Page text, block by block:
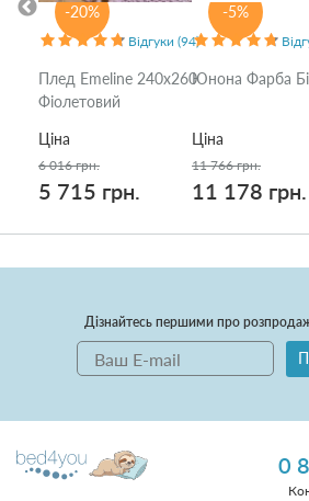
-20% -5%
Відгуки (94)
Плед Emeline 240x260
Фіолетовий
Ціна
6 016 грн.
5 715 грн.
Юнона Фарба
Ціна
11 766 грн.
11 178 грн.
Дізнайтесь першими про
0